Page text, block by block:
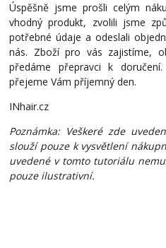
Úspěšně jsme prošli celým
vhodný produkt, zvolili jsme
potřebné údaje a odeslali
nás. Zboží pro vás zajistíme,
předáme přepravci k
přejeme Vám příjemný den.
INhair.cz
Poznámka: Veškeré zde
slouží pouze k vysvětlení
uvedené v tomto tutoriálu
pouze ilustrativní.